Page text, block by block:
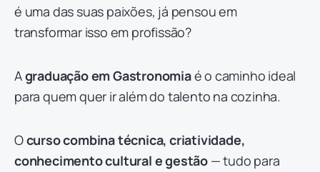
é uma das suas paixões, já pensou em
transformar isso em profissão?
Agraduação em Gastronomiaé o caminho ideal
para quem quer ir além do talento na cozinha.
Ocurso combina técnica, criatividade,
conhecimento cultural e gestão — tudo para